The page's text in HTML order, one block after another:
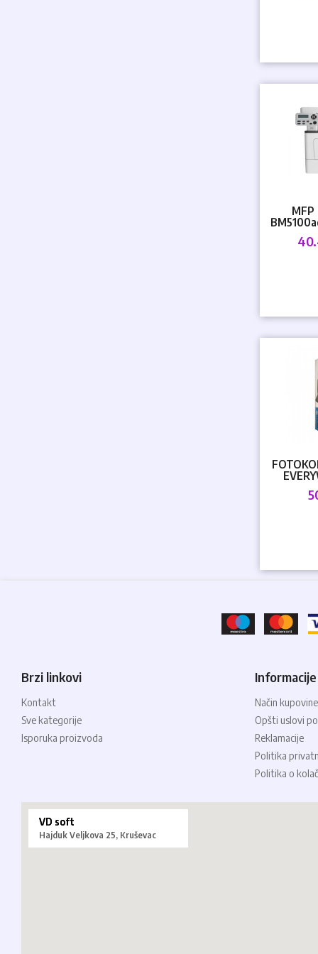
MFP
Brzi linkovi
Kontakt
Sve kategorije
Isporuka proizvoda
Informacije
Način kupovine
Opšti uslovi
Reklamacije
Politika
Politika o
VD soft
Hajduk Veljkova 25, Kruševac